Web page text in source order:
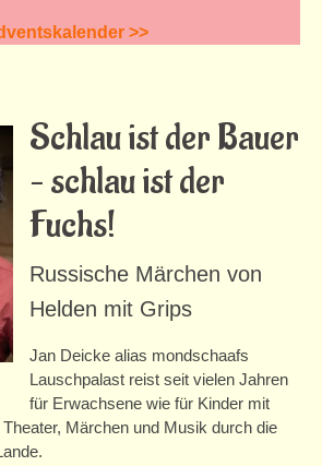
Märchentage 2025
Märchentage 2024
Märchentage 2023
Märchentage 2022
Märchentage 2021
Ausstellung
(abgesagt)
>>
Schlau ist der Bauer
– schlau ist der
Fuchs!
Russische Märchen von
Helden mit Grips
Jan Deicke alias mondschaafs
Lauschpalast reist seit vielen Jahren
für Erwachsene wie für Kinder mit
Märchen und Musik durch die